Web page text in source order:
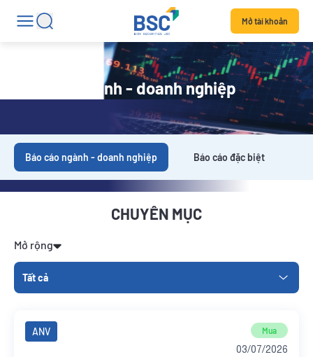
Mở tài khoản
Báo cáo ngành - doanh nghiệp
Báo cáo ngành - doanh nghiệp Báo cáo đặc biệt
CHUYÊN MỤC
Mở rộng
Tất cả
ANV Mua
03/07/2026